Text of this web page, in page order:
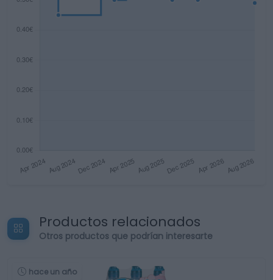
Productos relacionados
Otros productos que podrían interesarte
hace un año